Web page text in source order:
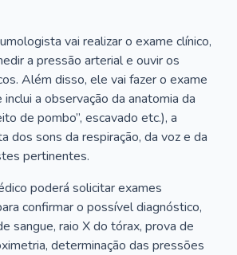
vai realizar o exame clínico,
a pressão arterial e ouvir os
Além disso, ele vai fazer o exame
a observação da anatomia da
de pombo”, escavado etc.), a
dos sons da respiração, da voz e da
pertinentes.
poderá solicitar exames
confirmar o possível diagnóstico,
sangue, raio X do tórax, prova de
determinação das pressões